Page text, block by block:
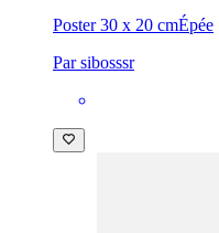
Poster 30 x 20 cmÉpée
Par sibosssr